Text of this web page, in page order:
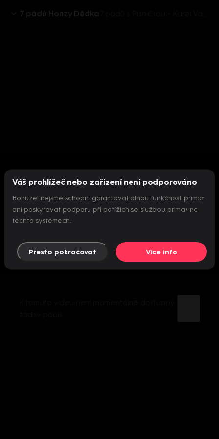
7 pádů Honzy Dědka
Nepodařilo se inicializovat přehrávač
Váš prohlížeč nebo zařízení není podporováno
Bohužel nejsme schopni garantovat plnou funkčnost prima+
ani poskytovat podporu při potížích se službou prima+ na
těchto systémech.
Přesto pokračovat Více info